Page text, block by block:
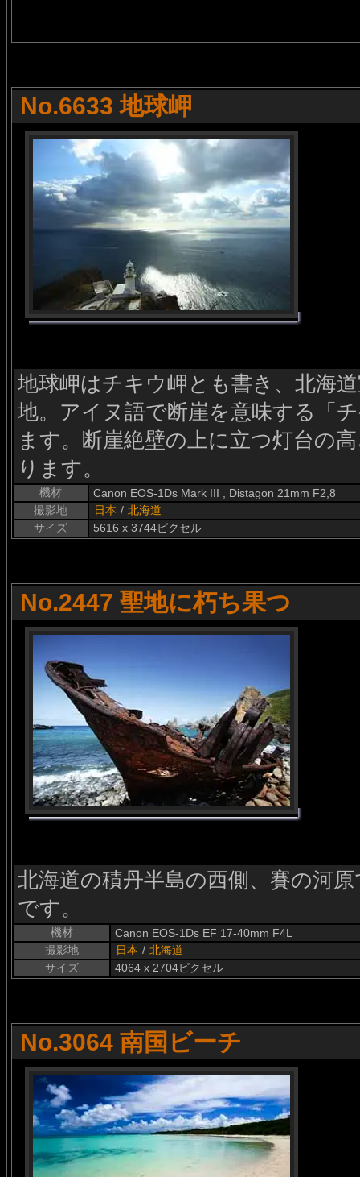
No.6633 地球岬
地球岬はチキウ岬とも書き、北海
地。アイヌ語で断崖を意味する「
ます。断崖絶壁の上に立つ灯台の
ります。
機材
Canon EOS-1Ds Mark III , Distagon 21mm F2,8
撮影地
日本 / 北海道
サイズ
5616 x 3744ピクセル
No.2447 聖地に朽ち果つ
北海道の積丹半島の西側、賽の河
です。
機材
Canon EOS-1Ds EF 17-40mm F4L
撮影地
日本 / 北海道
サイズ
4064 x 2704ピクセル
No.3064 南国ビーチ